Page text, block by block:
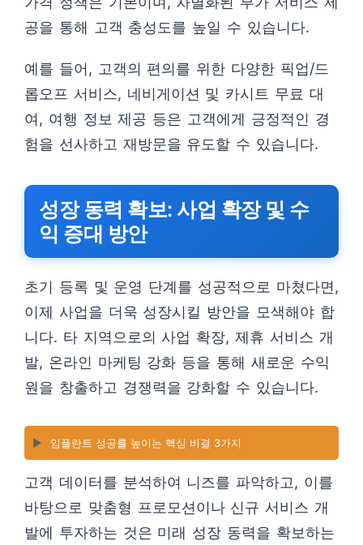
공을 통해 고객 충성도를 높일 수 있습니다.
예를 들어, 고객의 편의를 위한 다양한 픽업/드
롭오프 서비스, 네비게이션 및 카시트 무료 대
여, 여행 정보 제공 등은 고객에게 긍정적인 경
험을 선사하고 재방문을 유도할 수 있습니다.
성장 동력 확보: 사업 확장 및 수
익 증대 방안
초기 등록 및 운영 단계를 성공적으로 마쳤다면,
이제 사업을 더욱 성장시킬 방안을 모색해야 합
니다. 타 지역으로의 사업 확장, 제휴 서비스 개
발, 온라인 마케팅 강화 등을 통해 새로운 수익
원을 창출하고 경쟁력을 강화할 수 있습니다.
▶️ 임플란트 성공률 높이는 핵심 비결 3가지
고객 데이터를 분석하여 니즈를 파악하고, 이를
바탕으로 맞춤형 프로모션이나 신규 서비스 개
발에 투자하는 것은 미래 성장 동력을 확보하는